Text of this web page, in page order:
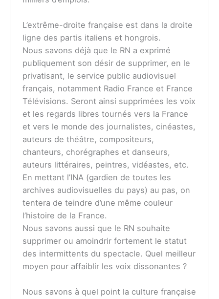
L’extrême-droite française est dans la droite
ligne des partis italiens et hongrois.
Nous savons déjà que le RN a exprimé
publiquement son désir de supprimer, en le
privatisant, le service public audiovisuel
français, notamment Radio France et France
Télévisions. Seront ainsi supprimées les voix
et les regards libres tournés vers la France
et vers le monde des journalistes, cinéastes,
auteurs de théâtre, compositeurs,
chanteurs, chorégraphes et danseurs,
auteurs littéraires, peintres, vidéastes, etc.
En mettant l’INA (gardien de toutes les
archives audiovisuelles du pays) au pas, on
tentera de teindre d’une même couleur
l’histoire de la France.
Nous savons aussi que le RN souhaite
supprimer ou amoindrir fortement le statut
des intermittents du spectacle. Quel meilleur
moyen pour affaiblir les voix dissonantes ?
Nous savons à quel point la culture française